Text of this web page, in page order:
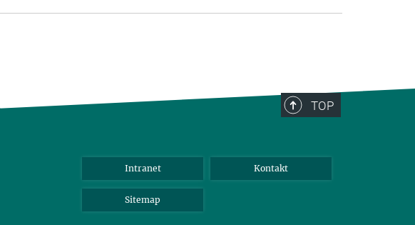
TOP
Intranet Kontakt
Sitemap